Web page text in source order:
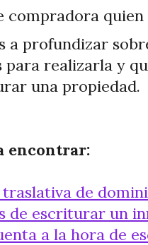
a profundizar
realizarla y
una propiedad.
encontrar:
de
de escriturar un
a la hora de